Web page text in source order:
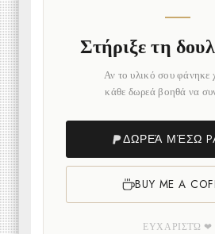
Στήριξε τη
Αν το υλικό σου φάνηκε
κάθε δωρεά βοηθά να
ΔΩΡΕΆ ΜΈΣΩ
BUY ME A
ΕΥΧΑΡΙΣΤΏ ❤